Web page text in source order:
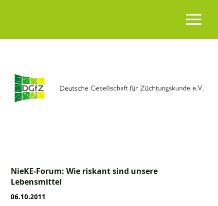
NieKE-Forum: Wie riskant sind unsere
Lebensmittel
06.10.2011